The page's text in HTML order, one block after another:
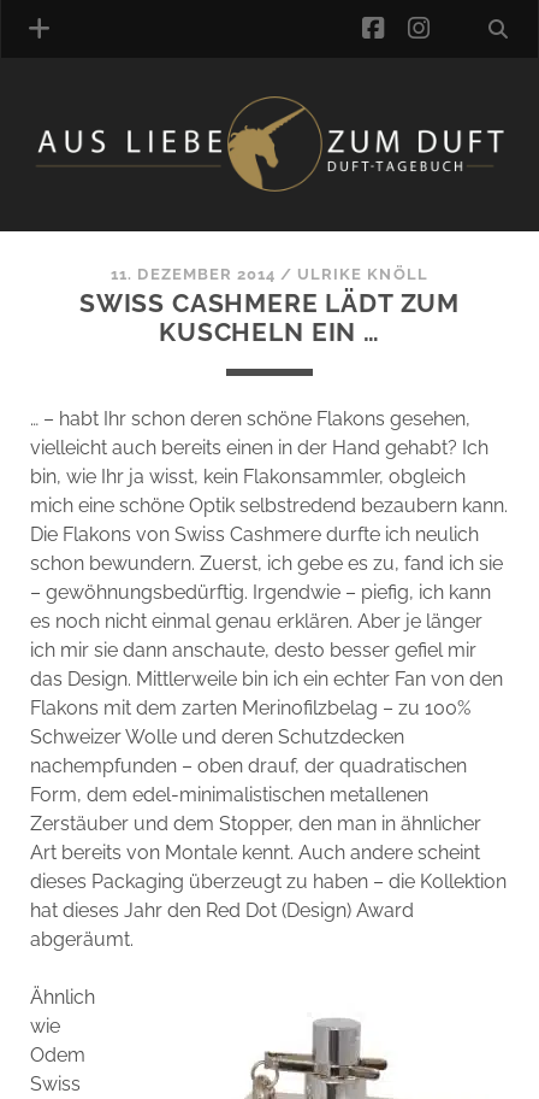
MANUFAKTUREN
DUFTNOTEN
KOMMENTARE
LINK-SAMMLUNG
ARTIKEL-ARCHIV
ONLINE-SHOP
DAS ALZD-TEAM
facebook
11. DEZEMBER 2014 / ULRIKE KNÖLL
SWISS CASHMERE LÄDT ZUM
KUSCHELN EIN …
… – habt Ihr schon deren schöne Flakons gesehen,
vielleicht auch bereits einen in der Hand gehabt? Ich
bin, wie Ihr ja wisst, kein Flakonsammler, obgleich
mich eine schöne Optik selbstredend bezaubern kann.
Die Flakons von Swiss Cashmere durfte ich neulich
schon bewundern. Zuerst, ich gebe es zu, fand ich sie
– gewöhnungsbedürftig. Irgendwie – piefig, ich kann
es noch nicht einmal genau erklären. Aber je länger
ich mir sie dann anschaute, desto besser gefiel mir
das Design. Mittlerweile bin ich ein echter Fan von den
Flakons mit dem zarten Merinofilzbelag – zu 100%
Schweizer Wolle und deren Schutzdecken
nachempfunden – oben drauf, der quadratischen
Form, dem edel-minimalistischen metallenen
Zerstäuber und dem Stopper, den man in ähnlicher
Art bereits von Montale kennt. Auch andere scheint
dieses Packaging überzeugt zu haben – die Kollektion
hat dieses Jahr den Red Dot (Design) Award
abgeräumt.
Ähnlich
wie
Odem
Swiss